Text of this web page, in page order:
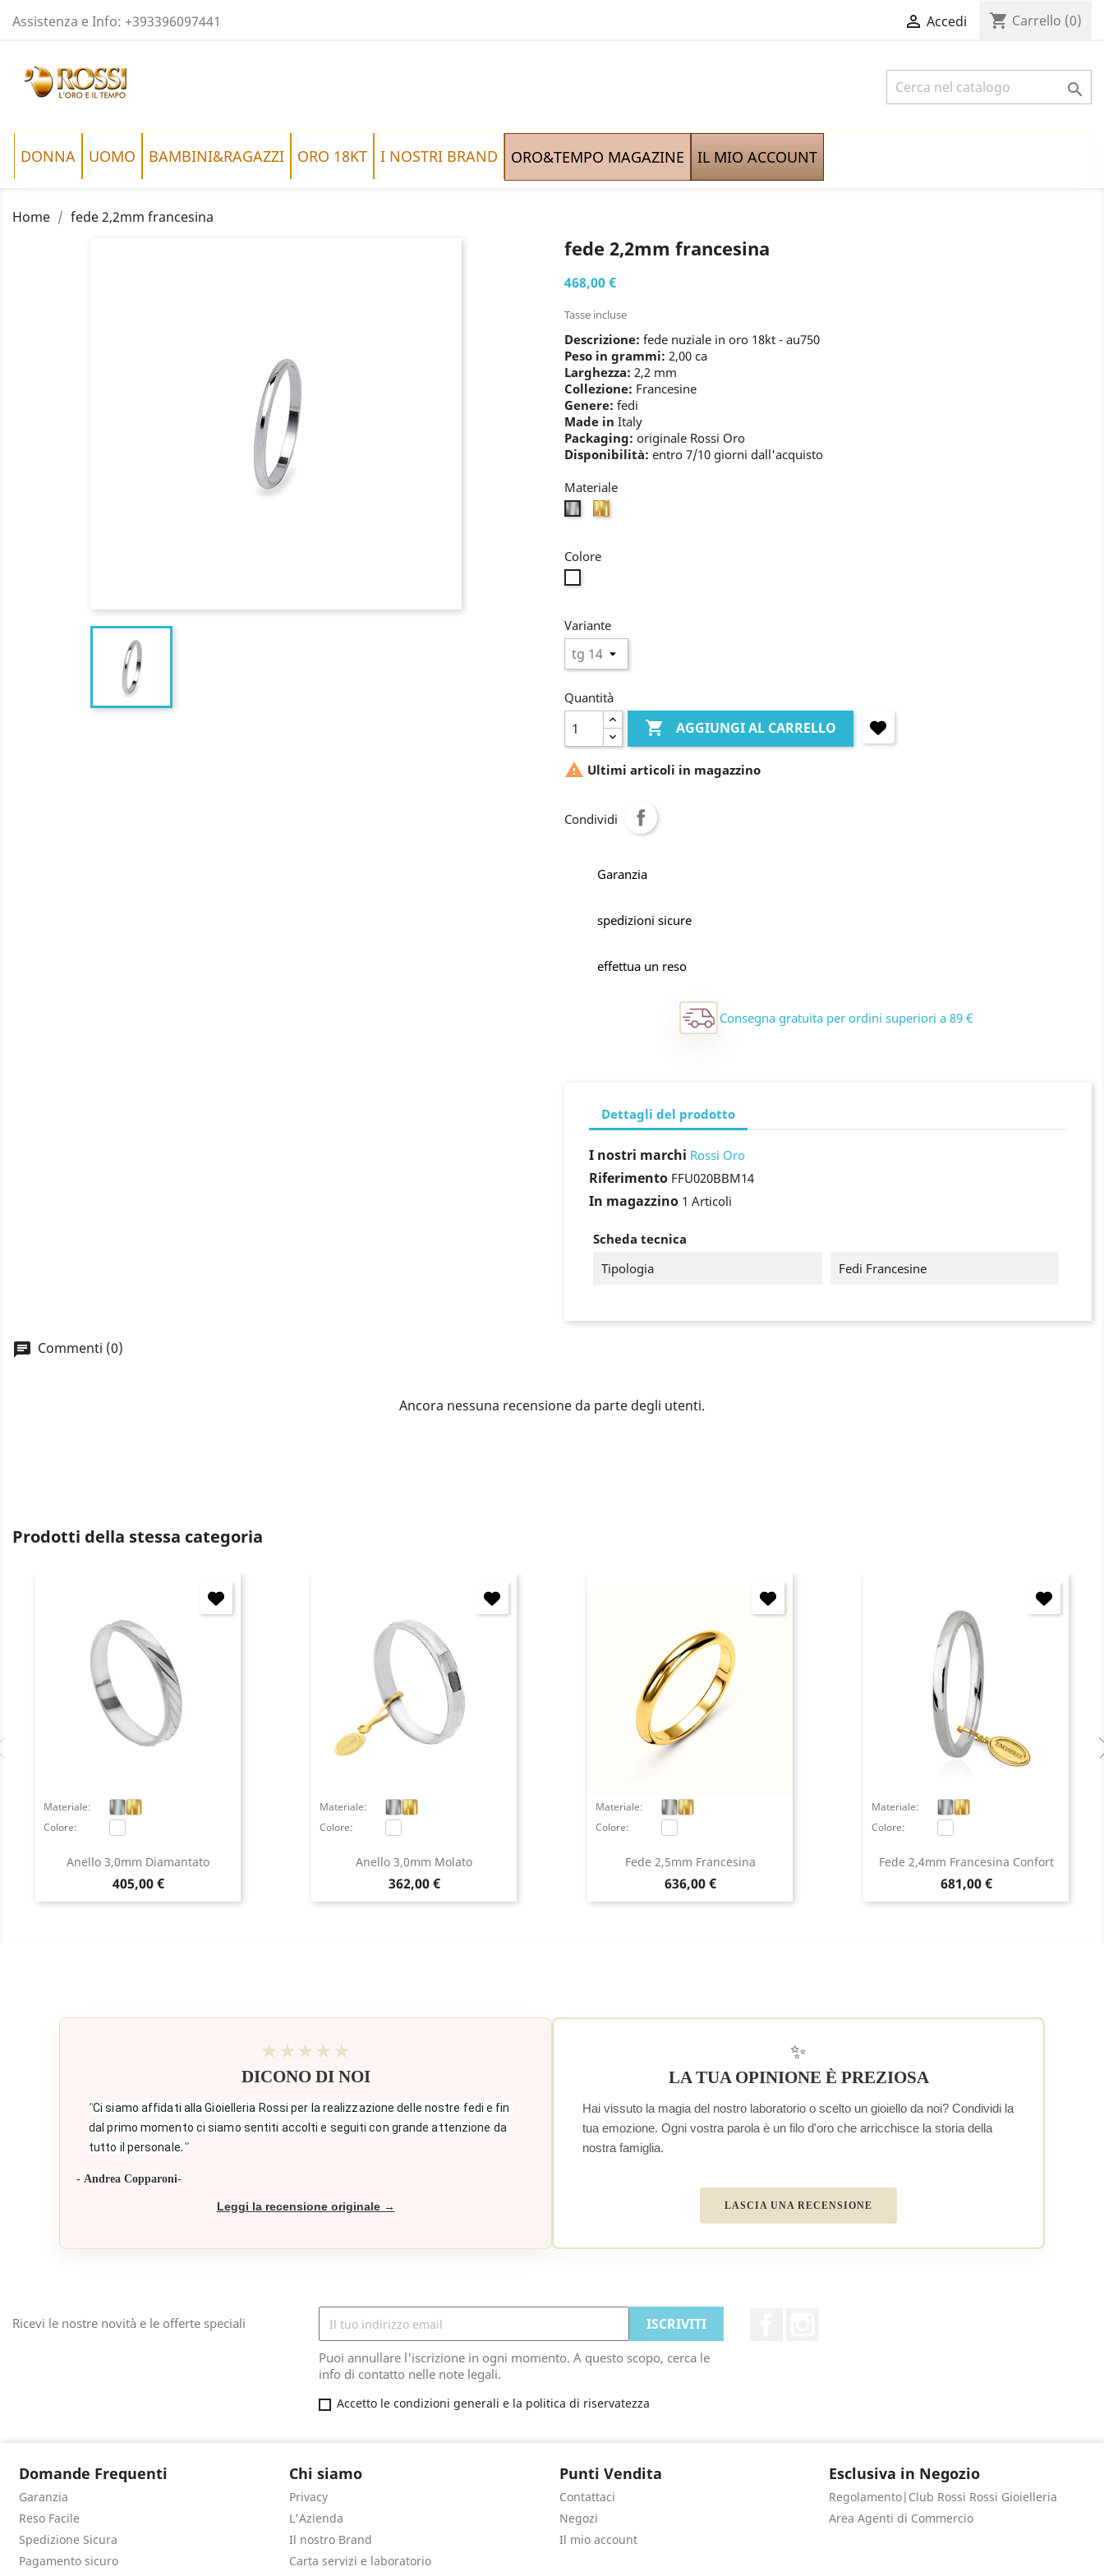
Assistenza e Info: +393396097441  Accedi shopping_cart Carrello (0)

DONNA UOMO BAMBINI&RAGAZZI ORO 18KT I NOSTRI BRAND ORO&TEMPO MAGAZINE IL MIO ACCOUNT
Home fede 2,2mm francesina
fede 2,2mm francesina
468,00 €
Tasse incluse
Descrizione: fede nuziale in oro 18kt - au750
Peso in grammi: 2,00 ca
Larghezza: 2,2 mm
Collezione: Francesine
Genere: fedi
Made in Italy
Packaging: originale Rossi Oro
Disponibilità: entro 7/10 giorni dall'acquisto
Materiale
bianco
Colore
Variante
Quantità
 AGGIUNGI AL CARRELLO
 Ultimi articoli in magazzino
Condividi
Garanzia
spedizioni sicure
effettua un reso
Consegna gratuita per ordini superiori a 89 €
Dettagli del prodotto
I nostri marchi Rossi Oro
Riferimento FFU020BBM14
In magazzino 1 Articoli
Scheda tecnica
Tipologia
Fedi Francesine
Commenti (0)
Ancora nessuna recensione da parte degli utenti.
Prodotti della stessa categoria
Anello 3,0mm Diamantato
Prezzo
405,00 €
Materiale:
Colore:
Anello 3,0mm Molato
Prezzo
362,00 €
Materiale:
Colore:
Fede 2,5mm Francesina
Prezzo
636,00 €
Materiale:
Colore:
Fede 2,4mm Francesina Confort
Prezzo
681,00 €
Materiale:
Colore:
★★★★★
DICONO DI NOI
"Ci siamo affidati alla Gioielleria Rossi per la realizzazione delle nostre fedi e fin
dal primo momento ci siamo sentiti accolti e seguiti con grande attenzione da
tutto il personale."
- Andrea Copparoni-
Leggi la recensione originale →
✨
LA TUA OPINIONE È PREZIOSA
Hai vissuto la magia del nostro laboratorio o scelto un gioiello da noi? Condividi la
tua emozione. Ogni vostra parola è un filo d'oro che arricchisce la storia della
nostra famiglia.
LASCIA UNA RECENSIONE
Ricevi le nostre novità e le offerte speciali
Puoi annullare l'iscrizione in ogni momento. A questo scopo, cerca le
info di contatto nelle note legali.
Accetto le condizioni generali e la politica di riservatezza
Domande Frequenti
Garanzia
Reso Facile
Spedizione Sicura
Pagamento sicuro
Chi siamo
Privacy
L'Azienda
Il nostro Brand
Carta servizi e laboratorio
Punti Vendita
Contattaci
Negozi
Il mio account
Esclusiva in Negozio
Regolamento|Club Rossi Rossi Gioielleria
Area Agenti di Commercio